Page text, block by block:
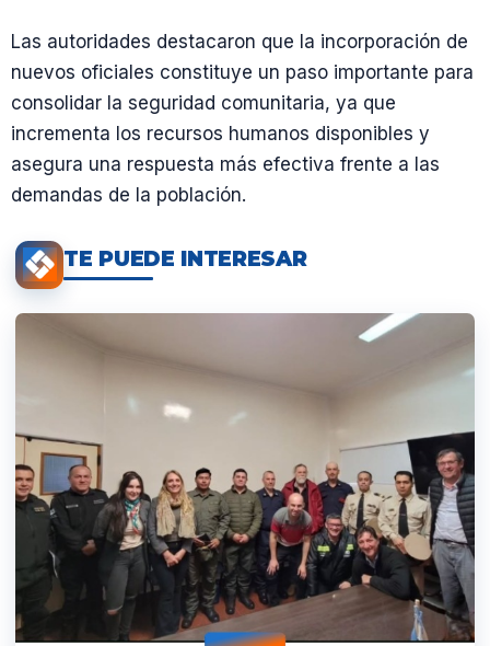
Las autoridades destacaron que la incorporación de
nuevos oficiales constituye un paso importante para
consolidar la seguridad comunitaria, ya que
incrementa los recursos humanos disponibles y
asegura una respuesta más efectiva frente a las
demandas de la población.
TE PUEDE INTERESAR